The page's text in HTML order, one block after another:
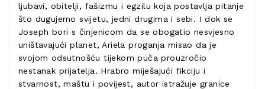
ljubavi, obitelji, fašizmu i egzilu koja postavlja pitanje
što dugujemo svijetu, jedni drugima i sebi. I dok se
Joseph bori s činjenicom da se obogatio nesvjesno
uništavajući planet, Ariela proganja misao da je
svojom odsutnošću tijekom puča prouzročio
nestanak prijatelja. Hrabro miješajući fikciju i
stvarnost, maštu i povijest, autor istražuje granice